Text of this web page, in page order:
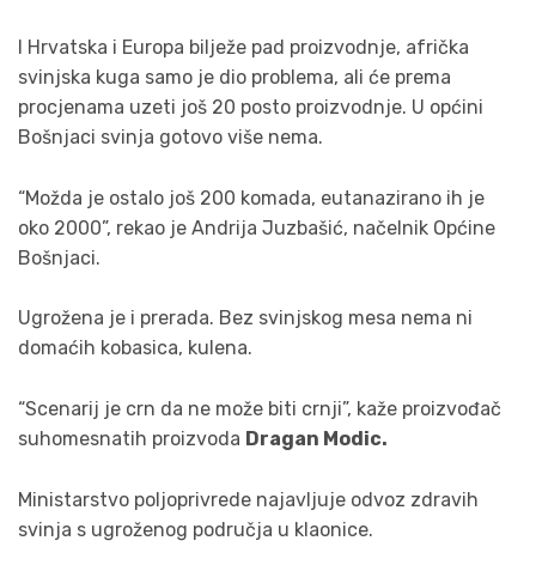
I Hrvatska i Europa bilježe pad proizvodnje, afrička
svinjska kuga samo je dio problema, ali će prema
procjenama uzeti još 20 posto proizvodnje. U općini
Bošnjaci svinja gotovo više nema.
“Možda je ostalo još 200 komada, eutanazirano ih je
oko 2000”, rekao je Andrija Juzbašić, načelnik Općine
Bošnjaci.
Ugrožena je i prerada. Bez svinjskog mesa nema ni
domaćih kobasica, kulena.
“Scenarij je crn da ne može biti crnji”, kaže proizvođač
suhomesnatih proizvoda Dragan Modic.
Ministarstvo poljoprivrede najavljuje odvoz zdravih
svinja s ugroženog područja u klaonice.